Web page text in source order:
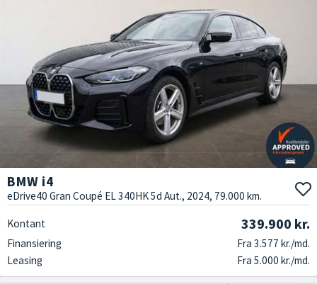
BMW i4
eDrive40 Gran Coupé EL 340HK 5d Aut., 2024, 79.000 km.
Kontant 339.900 kr.
Finansiering
Fra 3.577 kr./md.
Leasing
Fra 5.000 kr./md.